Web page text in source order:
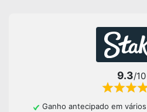
9.3/10
Ganho antecipado em